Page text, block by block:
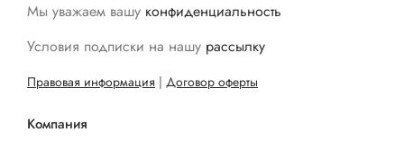
Мы уважаем вашу конфиденциальность
Условия подписки на нашу рассылку
Правовая информация | Договор оферты
Компания